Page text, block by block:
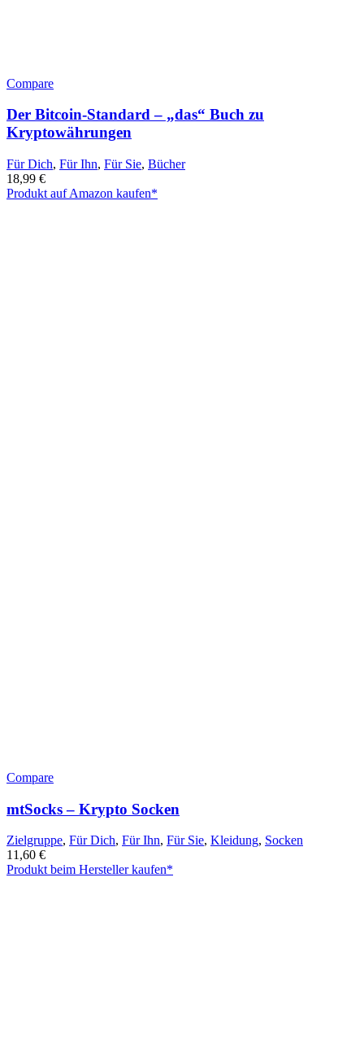
Compare
Der Bitcoin-Standard – „das“ Buch zu
Kryptowährungen
Für Dich, Für Ihn, Für Sie, Bücher
18,99 €
Produkt auf Amazon kaufen*
Compare
mtSocks – Krypto Socken
Zielgruppe, Für Dich, Für Ihn, Für Sie, Kleidung, Socken
11,60 €
Produkt beim Hersteller kaufen*